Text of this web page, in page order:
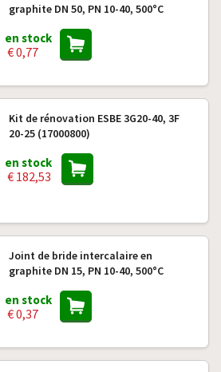
graphite DN 50, PN 10-40, 500°C
en stock
€ 0,77
Kit de rénovation ESBE 3G20-40, 3F
20-25 (17000800)
en stock
€ 182,53
Joint de bride intercalaire en
graphite DN 15, PN 10-40, 500°C
en stock
€ 0,37